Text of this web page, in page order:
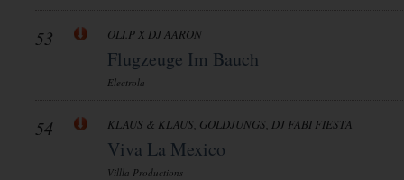
53 OLI.P X DJ AARON
Flugzeuge Im Bauch
Electrola
54 KLAUS & KLAUS, GOLDJUNGS, DJ FABI FIESTA
Viva La Mexico
Villla Productions